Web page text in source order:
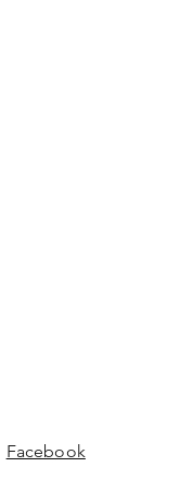
Facebook